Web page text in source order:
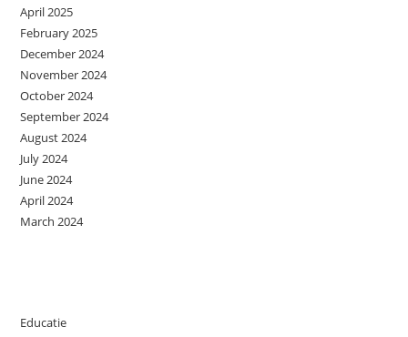
April 2025
February 2025
December 2024
November 2024
October 2024
September 2024
August 2024
July 2024
June 2024
April 2024
March 2024
Educatie